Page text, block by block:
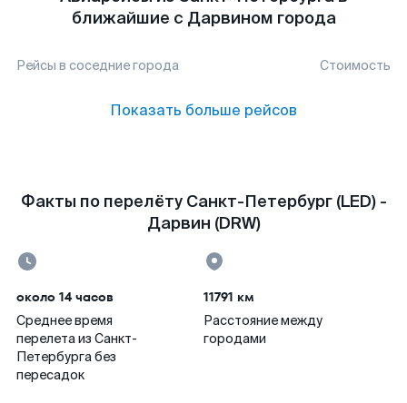
ближайшие с Дарвином города
Рейсы в соседние города Стоимость
Показать больше рейсов
Факты по перелёту Санкт-Петербург (LED) -
Дарвин (DRW)
около 14 часов
Среднее время
перелета из Санкт-
Петербурга без
пересадок
11791 км
Расстояние между
городами